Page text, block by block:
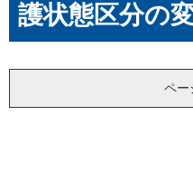
護状態区分の
ペー